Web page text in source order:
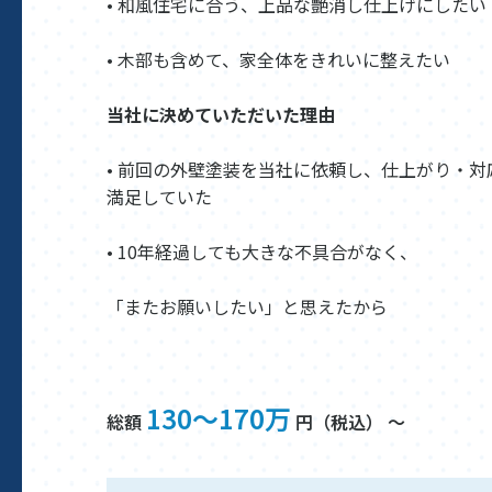
• 木部も含めて、家全体をきれいに整えたい
当社に決めていただいた理由
• 前回の外壁塗装を当社に依頼し、仕上がり・
満足していた
• 10年経過しても大きな不具合がなく、
「またお願いしたい」と思えたから
総額 130～170万 円（税込） ～